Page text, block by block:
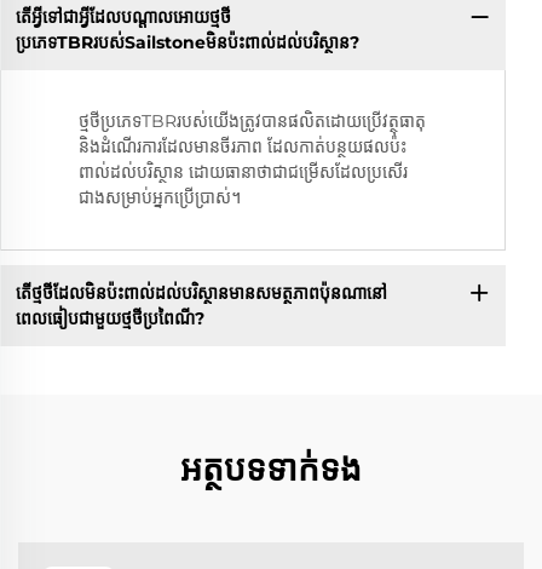
តើអ្វីទៅជាអ្វីដែលបណ្តាលអោយថ្មថី
ប្រភេទTBRរបស់Sailstoneមិនប៉ះពាល់ដល់បរិស្ថាន?
ថ្មថីប្រភេទTBRរបស់យើងត្រូវបានផលិតដោយប្រើវត្ថុធាតុ
និងដំណើរការដែលមានចីរភាព ដែលកាត់បន្ថយផលប៉ះ
ពាល់ដល់បរិស្ថាន ដោយធានាថាជាជម្រើសដែលប្រសើរ
ជាងសម្រាប់អ្នកប្រើប្រាស់។
តើថ្មថីដែលមិនប៉ះពាល់ដល់បរិស្ថានមានសមត្ថភាពប៉ុនណានៅ
ពេលធៀបជាមួយថ្មថីប្រពៃណី?
អត្ថបទទាក់ទង